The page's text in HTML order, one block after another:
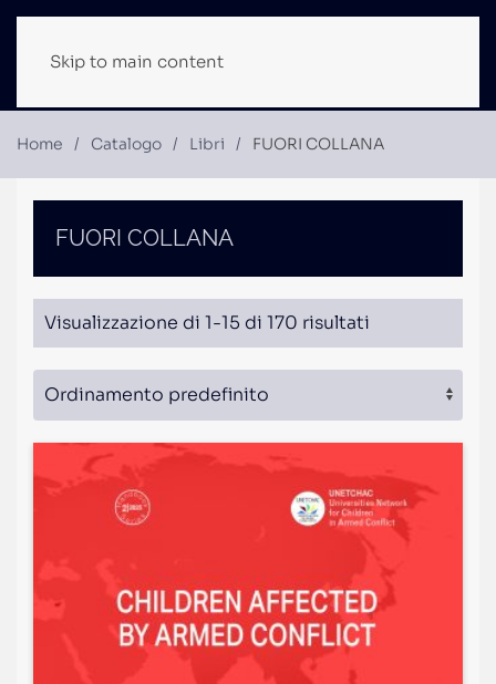
Skip to main content
Home Catalogo Libri FUORI COLLANA
FUORI COLLANA
Visualizzazione di 1-15 di 170 risultati